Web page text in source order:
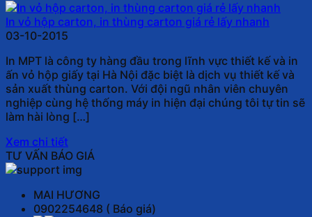
In vỏ hộp carton, in thùng carton giá rẻ lấy nhanh
03-10-2015
In MPT là công ty hàng đầu trong lĩnh vực thiết kế và in
ấn vỏ hộp giấy tại Hà Nội đặc biệt là dịch vụ thiết kế và
sản xuất thùng carton. Với đội ngũ nhân viên chuyên
nghiệp cùng hệ thống máy in hiện đại chúng tôi tự tin sẽ
làm hài lòng […]
Xem chi tiết
TƯ VẤN BÁO GIÁ
MAI HƯƠNG
0902254648 ( Báo giá)